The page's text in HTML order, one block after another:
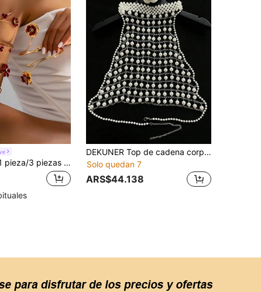
piezas Brazalete de contraste rojo y dorado francés con diseño floral, diseño de múltiples capas de pequeñas flores rojas y hojas de ginkgo, brazalete abierto, joyería atmosférica
DEKUNER Top de cadena corporal con cuello halter de malla de perlas hecho a mano, top corto con cadena de cintura ajustable y cuentas, accesorio personalizado para novia y festival
Solo quedan 7
ARS$44.138